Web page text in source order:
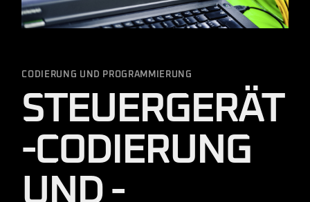
CODIERUNG UND PROGRAMMIERUNG
STEUERGERÄT
-CODIERUNG
UND -